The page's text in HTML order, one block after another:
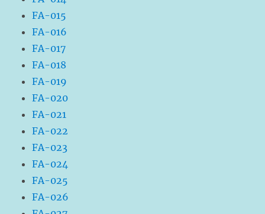
FA-015
FA-016
FA-017
FA-018
FA-019
FA-020
FA-021
FA-022
FA-023
FA-024
FA-025
FA-026